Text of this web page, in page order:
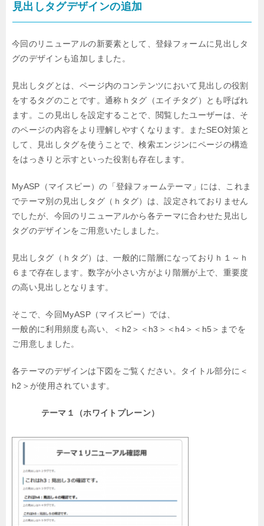
見出しタグデザインの追加
今回のリニューアルの新要素として、登録フォームに見出しタ
グのデザインも追加しました。
見出しタグとは、ページ内のコンテンツにおいて見出しの役割
をするタグのことです。通称ｈタグ（エイチタグ）とも呼ばれ
ます。この見出しを設定することで、閲覧したユーザーは、そ
のページの内容をより理解しやすくなります。またSEO対策と
して、見出しタグを使うことで、検索エンジンにページの構造
をはっきりと示すといった役割も存在します。
MyASP（マイスピー）の「登録フォームテーマ」には、これま
でテーマ別の見出しタグ（ｈタグ）は、設定されておりません
でしたが、今回のリニューアルから各テーマに合わせた見出し
タグのデザインをご用意いたしました。
見出しタグ（ｈタグ）は、一般的に階層になっておりｈ１～ｈ
６まで存在します。数字が小さい方がより階層が上で、重要度
の高い見出しとなります。
そこで、今回MyASP（マイスピー）では、
一般的に利用頻度も高い、＜h2＞＜h3＞＜h4＞＜h5＞までを
ご用意しました。
各テーマのデザインは下図をご覧ください。タイトル部分に＜
h2＞が使用されています。
テーマ１（ホワイトプレーン）